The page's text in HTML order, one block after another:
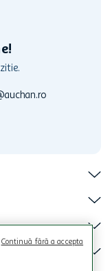
care sunt efectuate
Continuă fără a accepta